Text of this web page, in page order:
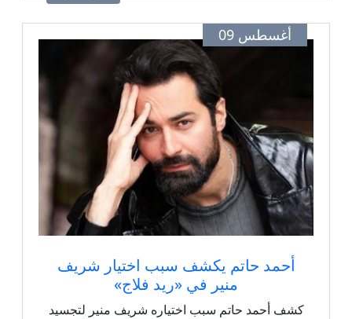
أغسطس 09
أحمد حاتم يكشف سبب اختيار شريف
منير في «ريد فلاج»
كشف أحمد حاتم سبب اختياره شريف منير لتجسيد